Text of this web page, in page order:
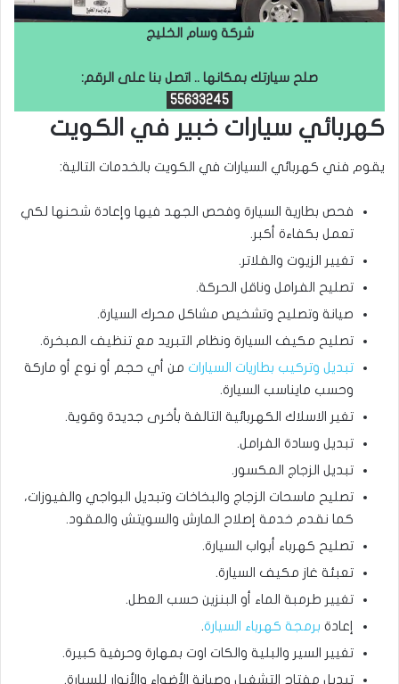
شركة وسام الخليج
صلح سيارتك بمكانها .. اتصل بنا على الرقم:
55633245
كهربائي سيارات خبير في الكويت
يقوم فني كهربائي السيارات في الكويت بالخدمات التالية:
فحص بطارية السيارة وفحص الجهد فيها وإعادة شحنها لكي
تعمل بكفاءة أكبر.
تغيير الزيوت والفلاتر.
تصليح الفرامل وناقل الحركة.
صيانة وتصليح وتشخيص مشاكل محرك السيارة.
تصليح مكيف السيارة ونظام التبريد مع تنظيف المبخرة.
تبديل وتركيب بطاريات السيارات من أي حجم أو نوع أو ماركة
وحسب مايناسب السيارة.
تغير الاسلاك الكهربائية التالفة بأخرى جديدة وقوية.
تبديل وسادة الفرامل.
تبديل الزجاج المكسور.
تصليح ماسحات الزجاج والبخاخات وتبديل البواجي والفيوزات،
كما نقدم خدمة إصلاح المارش والسويتش والمقود.
تصليح كهرباء أبواب السيارة.
تعبئة غاز مكيف السيارة.
تغيير طرمبة الماء أو البنزين حسب العطل.
إعادة برمجة كهرباء السيارة.
تغيير السير والبلية والكات اوت بمهارة وحرفية كبيرة.
تبديل مفتاح التشغيل وصيانة الأضواء والأنوار للسيارة.